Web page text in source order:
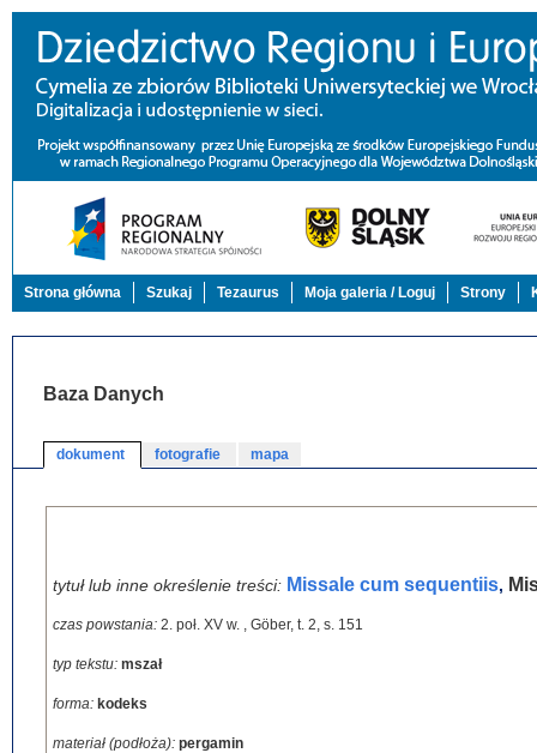
Strona główna Szukaj Tezaurus Moja galeria / Loguj Strony
Baza Danych
dokument fotografie mapa
tytuł lub inne określenie treści: Missale cum sequentiis,
czas powstania: 2. poł. XV w. , Göber, t. 2, s. 151
typ tekstu: mszał
forma: kodeks
materiał (podłoża): pergamin